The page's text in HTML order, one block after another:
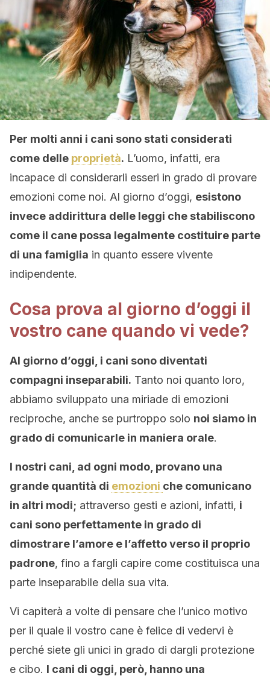
Per molti anni i cani sono stati considerati
come delle proprietà. L’uomo, infatti, era
incapace di considerarli esseri in grado di provare
emozioni come noi. Al giorno d’oggi, esistono
invece addirittura delle leggi che stabiliscono
come il cane possa legalmente costituire parte
di una famiglia in quanto essere vivente
indipendente.
Cosa prova al giorno d’oggi il
vostro cane quando vi vede?
Al giorno d’oggi, i cani sono diventati
compagni inseparabili. Tanto noi quanto loro,
abbiamo sviluppato una miriade di emozioni
reciproche, anche se purtroppo solo noi siamo in
grado di comunicarle in maniera orale.
I nostri cani, ad ogni modo, provano una
grande quantità di emozioni che comunicano
in altri modi; attraverso gesti e azioni, infatti, i
cani sono perfettamente in grado di
dimostrare l’amore e l’affetto verso il proprio
padrone, fino a fargli capire come costituisca una
parte inseparabile della sua vita.
Vi capiterà a volte di pensare che l’unico motivo
per il quale il vostro cane è felice di vedervi è
perché siete gli unici in grado di dargli protezione
e cibo. I cani di oggi, però, hanno una